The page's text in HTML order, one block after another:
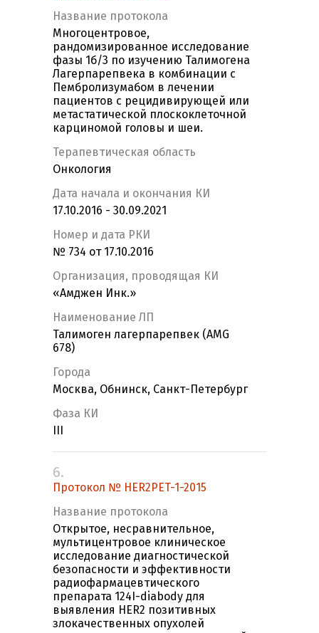
Название протокола
Многоцентровое,
рандомизированное исследование
фазы 1б/3 по изучению Талимогена
Лагерпарепвека в комбинации с
Пембролизумабом в лечении
пациентов с рецидивирующей или
метастатической плоскоклеточной
карциномой головы и шеи.
Терапевтическая область
Онкология
Дата начала и окончания КИ
17.10.2016 - 30.09.2021
Номер и дата РКИ
№ 734 от 17.10.2016
Организация, проводящая КИ
«Амджен Инк.»
Наименование ЛП
Талимоген лагерпарепвек (AMG
678)
Города
Москва, Обнинск, Санкт-Петербург
Фаза КИ
6.
Протокол № HER2PET-1-2015
Название протокола
Открытое, несравнительное,
мультицентровое клиническое
исследование диагностической
безопасности и эффективности
радиофармацевтического
препарата 124I-diabody для
выявления HER2 позитивных
злокачественных опухолей